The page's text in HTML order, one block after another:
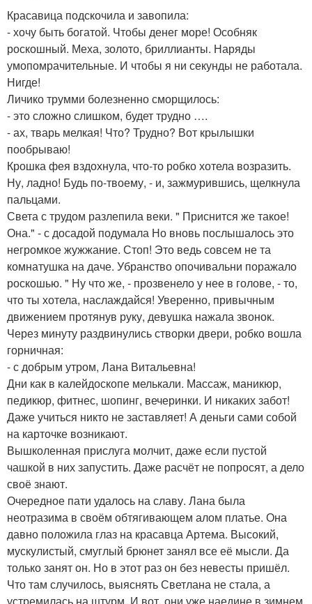
Красавица подскочила и завопила:
- хочу быть богатой. Чтобы денег море! Особняк
роскошный. Меха, золото, бриллианты. Наряды
умопомрачительные. И чтобы я ни секунды не работала.
Нигде!
Личико трумми болезненно сморщилось:
- это сложно слишком, будет трудно ….
- ах, тварь мелкая! Что? Трудно? Вот крылышки
пообрываю!
Крошка фея вздохнула, что-то робко хотела возразить.
Ну, ладно! Будь по-твоему, - и, зажмурившись, щелкнула
пальцами.
Света с трудом разлепила веки. " Приснится же такое!
Она." - с досадой подумала Но вновь послышалось это
негромкое жужжание. Стоп! Это ведь совсем не та
комнатушка на даче. Убранство опочивальни поражало
роскошью. " Ну что же, - прозвенело у нее в голове, - то,
что ты хотела, наслаждайся! Уверенно, привычным
движением протянув руку, девушка нажала звонок.
Через минуту раздвинулись створки двери, робко вошла
горничная:
- с добрым утром, Лана Витальевна!
Дни как в калейдоскопе мелькали. Массаж, маникюр,
педикюр, фитнес, шопинг, вечеринки. И никаких забот!
Даже учиться никто не заставляет! А деньги сами собой
на карточке возникают.
Вышколенная прислуга молчит, даже если пустой
чашкой в них запустить. Даже расчёт не попросят, а дело
своё знают.
Очередное пати удалось на славу. Лана была
неотразима в своём обтягивающем алом платье. Она
давно положила глаз на красавца Артема. Высокий,
мускулистый, смуглый брюнет занял все её мысли. Да
только занят он. Но в этот раз он без невесты пришёл.
Что там случилось, выяснять Светлана не стала, а